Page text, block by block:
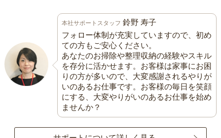
本社サポートスタッフ 鈴野 寿子
フォロー体制が充実していますので、初め
ての方もご安心ください。
あなたのお掃除や整理収納の経験やスキル
を存分に活かせます。お客様は家事にお困
りの方が多いので、大変感謝されるやりが
いのあるお仕事です。お客様の毎日を笑顔
にする、大変やりがいのあるお仕事を始め
ませんか？